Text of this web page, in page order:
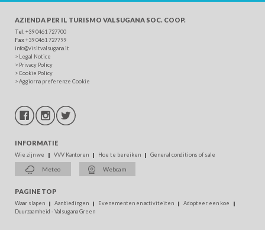
AZIENDA PER IL TURISMO VALSUGANA SOC. COOP.
Tel . +39 0461 727700
Fax+39 0461 727799
info@visitvalsugana.it
> Legal Notice
> Privacy Policy
>Cookie Policy
>Aggiorna preferenze Cookie
INFORMATIE
Wie zijn we VVV Kantoren Hoe te bereiken General conditions of sale
Meteo Webcam
PAGINE TOP
Waar slapen Aanbiedingen Evenementen en activiteiten
Adopteer een koe
Duurzaamheid - Valsugana Green